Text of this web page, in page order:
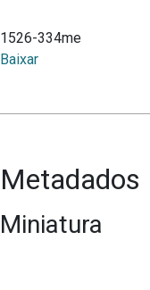
1526-334me
Baixar
Metadados
Miniatura